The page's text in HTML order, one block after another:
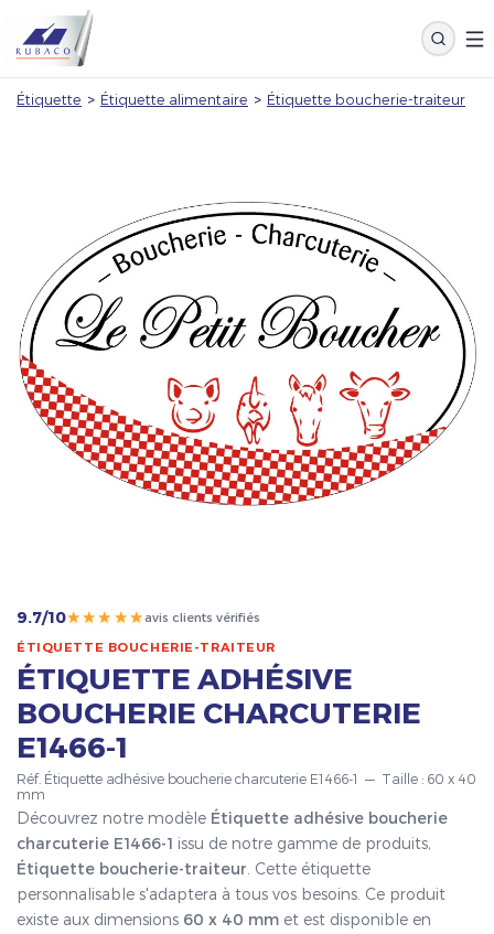
Étiquette > Étiquette alimentaire > Étiquette boucherie-traiteur
9.7/10★★★★★avis clients vérifiés
ÉTIQUETTE BOUCHERIE-TRAITEUR
ÉTIQUETTE ADHÉSIVE
BOUCHERIE CHARCUTERIE
E1466-1
Réf. Étiquette adhésive boucherie charcuterie E1466-1 — Taille : 60 x 40
mm
Découvrez notre modèle Étiquette adhésive boucherie
charcuterie E1466-1 issu de notre gamme de produits,
Étiquette boucherie-traiteur . Cette étiquette
personnalisable s'adaptera à tous vos besoins. Ce produit
existe aux dimensions 60 x 40 mm et est disponible en